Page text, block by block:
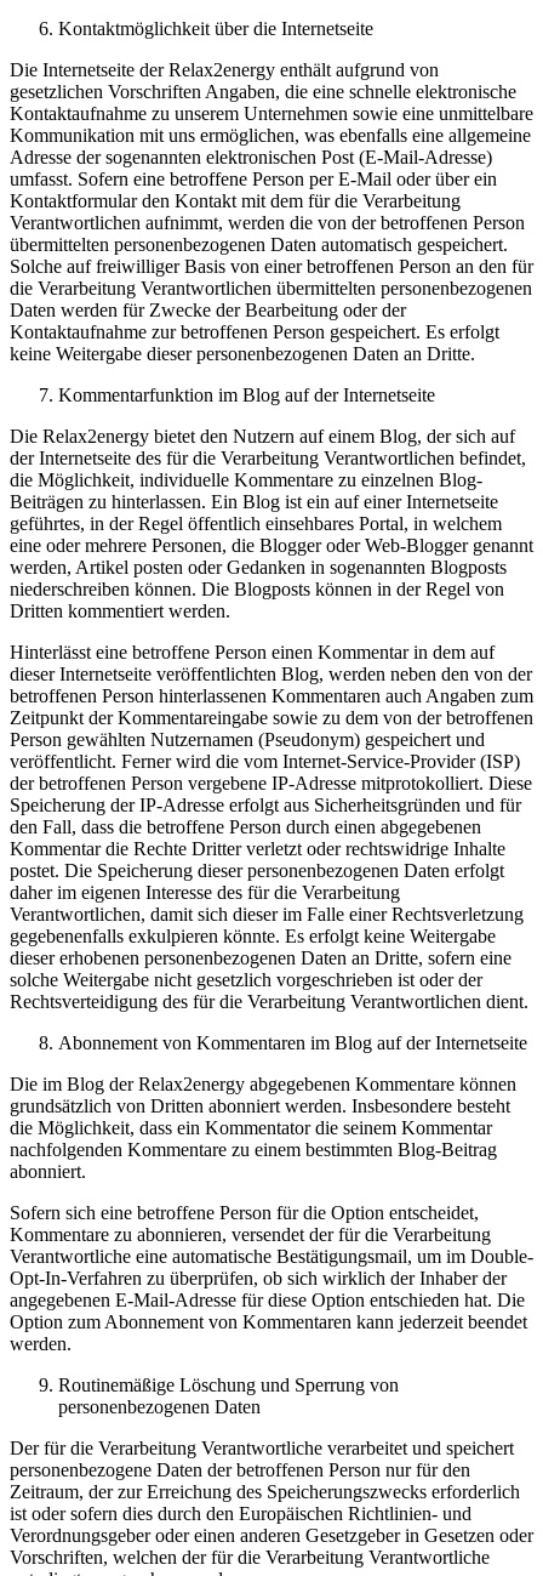
Kontaktmöglichkeit über die Internetseite
Die Internetseite der Relax2energy enthält aufgrund von
gesetzlichen Vorschriften Angaben, die eine schnelle elektronische
Kontaktaufnahme zu unserem Unternehmen sowie eine unmittelbare
Kommunikation mit uns ermöglichen, was ebenfalls eine allgemeine
Adresse der sogenannten elektronischen Post (E-Mail-Adresse)
umfasst. Sofern eine betroffene Person per E-Mail oder über ein
Kontaktformular den Kontakt mit dem für die Verarbeitung
Verantwortlichen aufnimmt, werden die von der betroffenen Person
übermittelten personenbezogenen Daten automatisch gespeichert.
Solche auf freiwilliger Basis von einer betroffenen Person an den für
die Verarbeitung Verantwortlichen übermittelten personenbezogenen
Daten werden für Zwecke der Bearbeitung oder der
Kontaktaufnahme zur betroffenen Person gespeichert. Es erfolgt
keine Weitergabe dieser personenbezogenen Daten an Dritte.
Kommentarfunktion im Blog auf der Internetseite
Die Relax2energy bietet den Nutzern auf einem Blog, der sich auf
der Internetseite des für die Verarbeitung Verantwortlichen befindet,
die Möglichkeit, individuelle Kommentare zu einzelnen Blog-
Beiträgen zu hinterlassen. Ein Blog ist ein auf einer Internetseite
geführtes, in der Regel öffentlich einsehbares Portal, in welchem
eine oder mehrere Personen, die Blogger oder Web-Blogger genannt
werden, Artikel posten oder Gedanken in sogenannten Blogposts
niederschreiben können. Die Blogposts können in der Regel von
Dritten kommentiert werden.
Hinterlässt eine betroffene Person einen Kommentar in dem auf
dieser Internetseite veröffentlichten Blog, werden neben den von der
betroffenen Person hinterlassenen Kommentaren auch Angaben zum
Zeitpunkt der Kommentareingabe sowie zu dem von der betroffenen
Person gewählten Nutzernamen (Pseudonym) gespeichert und
veröffentlicht. Ferner wird die vom Internet-Service-Provider (ISP)
der betroffenen Person vergebene IP-Adresse mitprotokolliert. Diese
Speicherung der IP-Adresse erfolgt aus Sicherheitsgründen und für
den Fall, dass die betroffene Person durch einen abgegebenen
Kommentar die Rechte Dritter verletzt oder rechtswidrige Inhalte
postet. Die Speicherung dieser personenbezogenen Daten erfolgt
daher im eigenen Interesse des für die Verarbeitung
Verantwortlichen, damit sich dieser im Falle einer Rechtsverletzung
gegebenenfalls exkulpieren könnte. Es erfolgt keine Weitergabe
dieser erhobenen personenbezogenen Daten an Dritte, sofern eine
solche Weitergabe nicht gesetzlich vorgeschrieben ist oder der
Rechtsverteidigung des für die Verarbeitung Verantwortlichen dient.
Abonnement von Kommentaren im Blog auf der Internetseite
Die im Blog der Relax2energy abgegebenen Kommentare können
grundsätzlich von Dritten abonniert werden. Insbesondere besteht
die Möglichkeit, dass ein Kommentator die seinem Kommentar
nachfolgenden Kommentare zu einem bestimmten Blog-Beitrag
abonniert.
Sofern sich eine betroffene Person für die Option entscheidet,
Kommentare zu abonnieren, versendet der für die Verarbeitung
Verantwortliche eine automatische Bestätigungsmail, um im Double-
Opt-In-Verfahren zu überprüfen, ob sich wirklich der Inhaber der
angegebenen E-Mail-Adresse für diese Option entschieden hat. Die
Option zum Abonnement von Kommentaren kann jederzeit beendet
werden.
Routinemäßige Löschung und Sperrung von
personenbezogenen Daten
Der für die Verarbeitung Verantwortliche verarbeitet und speichert
personenbezogene Daten der betroffenen Person nur für den
Zeitraum, der zur Erreichung des Speicherungszwecks erforderlich
ist oder sofern dies durch den Europäischen Richtlinien- und
Verordnungsgeber oder einen anderen Gesetzgeber in Gesetzen oder
Vorschriften, welchen der für die Verarbeitung Verantwortliche